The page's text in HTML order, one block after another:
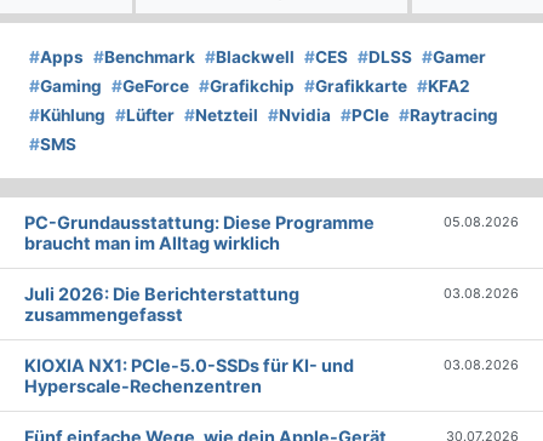
#Apps #Benchmark #Blackwell #CES #DLSS #Gamer
#Gaming #GeForce #Grafikchip #Grafikkarte #KFA2
#Kühlung #Lüfter #Netzteil #Nvidia #PCIe #Raytracing
#SMS
PC-Grundausstattung: Diese Programme
braucht man im Alltag wirklich
05.08.2026
Juli 2026: Die Bericht­erstattung
zusammengefasst
03.08.2026
KIOXIA NX1: PCIe-5.0-SSDs für KI- und
Hyperscale-Rechenzentren
03.08.2026
30.07.2026